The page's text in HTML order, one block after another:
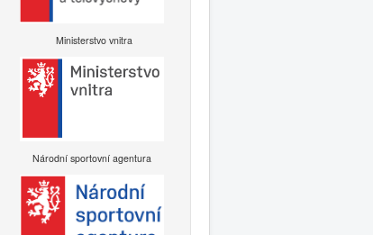
Ministerstvo vnitra
Národní sportovní agentura